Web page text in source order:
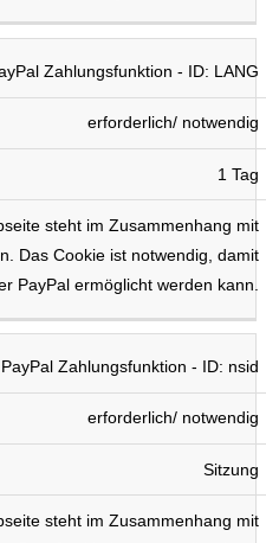
Zahlungsfunktion - ID: LANG
erforderlich/ notwendig
1 Tag
steht im Zusammenhang mit
Das Cookie ist notwendig, damit
PayPal ermöglicht werden kann.
Zahlungsfunktion - ID: nsid
erforderlich/ notwendig
Sitzung
steht im Zusammenhang mit